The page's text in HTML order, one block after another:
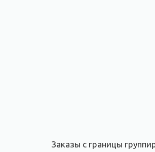
Заказы с границы